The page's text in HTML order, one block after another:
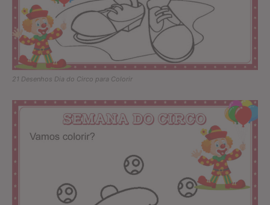
21 Desenhos Dia do Circo para Colorir